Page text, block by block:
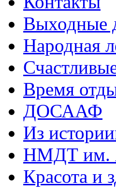
Выходные
Народная
Время
ДОСААФ
Из
НМДТ им.
Красота и